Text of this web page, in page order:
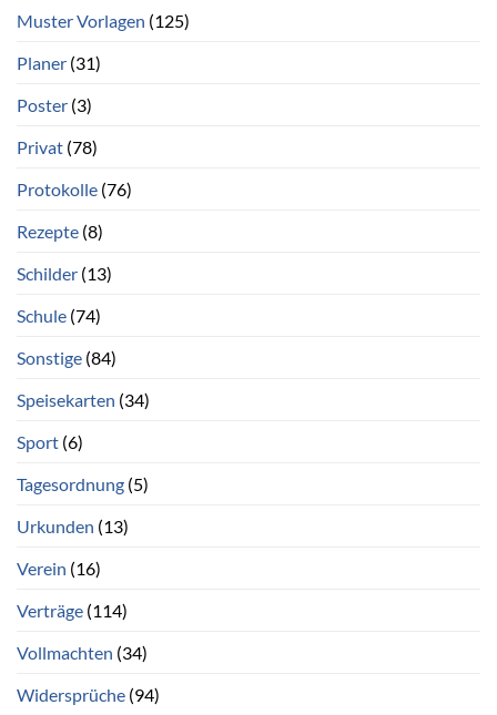
Muster Vorlagen (125)
Planer (31)
Poster (3)
Privat (78)
Protokolle (76)
Rezepte (8)
Schilder (13)
Schule (74)
Sonstige (84)
Speisekarten (34)
Sport (6)
Tagesordnung (5)
Urkunden (13)
Verein (16)
Verträge (114)
Vollmachten (34)
Widersprüche (94)